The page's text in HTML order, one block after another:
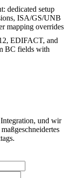
dedicated setup
ISA/GS/UNB
mapping overrides
EDIFACT, and
BC fields with
und wir